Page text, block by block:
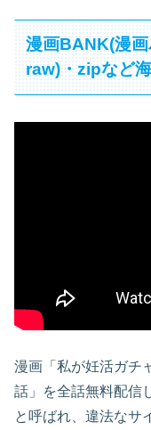
漫画BANK(漫
raw)・zipなど
漫画「私が妊活ガチ
話」を全話無料配信
と呼ばれ、違法なサ